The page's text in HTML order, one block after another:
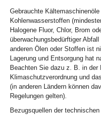
Gebrauchte
Kohlenwasserstoffen
Halogene Fluor, Chlor, Brom
überwachungsbedürftiger
anderen Ölen oder Stoffen ist
Lagerung und Entsorgung hat
Beachten Sie dazu z. B. in der
Klimaschutzverordnung und
(in anderen Ländern können
Regelungen gelten).
Bezugsquellen der